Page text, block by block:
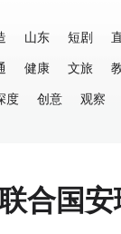
山东 短剧
健康 文旅
度 创意 观察
合国